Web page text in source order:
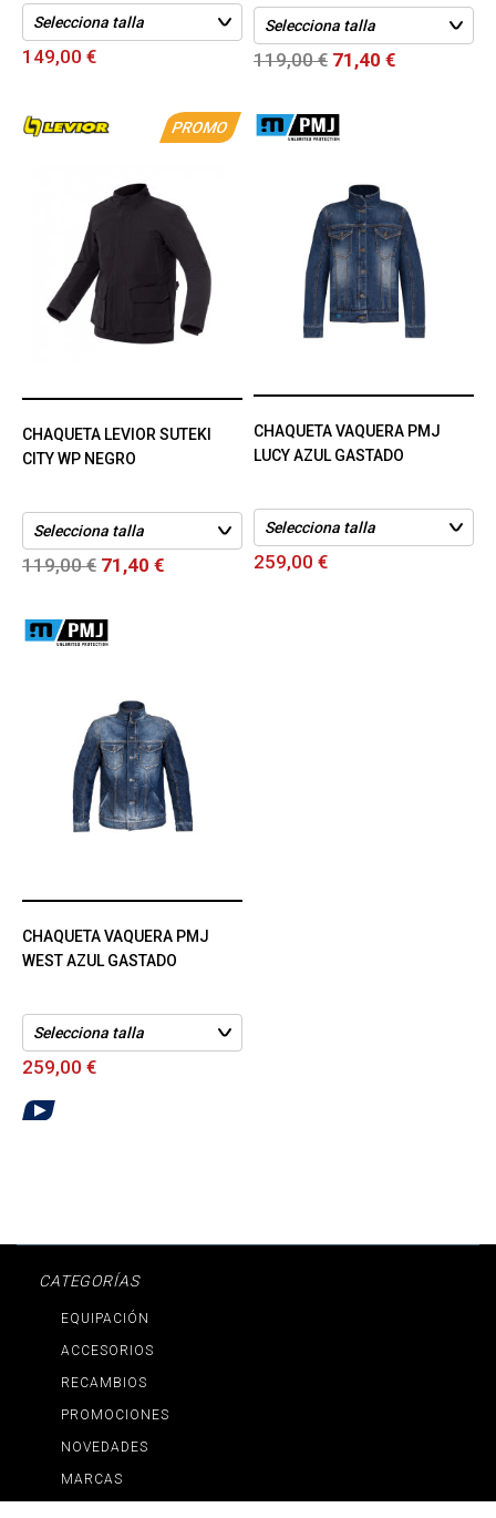
149,00 € 119,00 € 71,40 €
PROMO
CHAQUETA LEVIOR SUTEKI
CITY WP NEGRO
119,00 € 71,40 €
CHAQUETA VAQUERA PMJ
LUCY AZUL GASTADO
259,00 €
CHAQUETA VAQUERA PMJ
WEST AZUL GASTADO
259,00 €
CATEGORÍAS
EQUIPACIÓN
ACCESORIOS
RECAMBIOS
PROMOCIONES
NOVEDADES
MARCAS